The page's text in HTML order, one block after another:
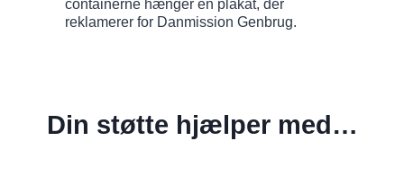
Din støtte hjælper med…